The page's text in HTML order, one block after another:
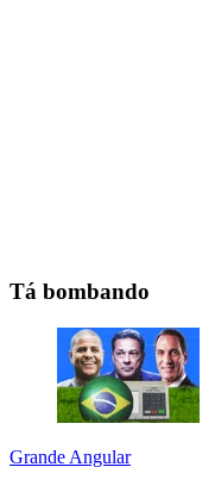
Tá bombando
Grande Angular